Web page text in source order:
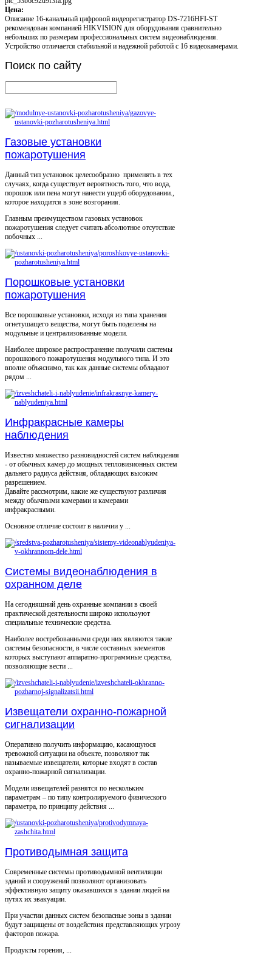
Цена:
Описание 16-канальный цифровой видеорегистратор DS-7216HFI-ST
рекомендован компанией HIKVISION для оборудования сравнительно
небольших по размерам профессиональных систем видеонаблюдения.
Устройство отличается стабильной и надежной работой с 16 видеокамерами.
Поиск по сайту
Газовые установки
пожаротушения
Данный тип установок целесообразно применять в тех
случаях, когда существует вероятность того, что вода,
порошок или пена могут нанести ущерб оборудовании.,
которое находится в зоне возгорания.
Главным преимуществом газовых установок
пожаротушения следует считать абсолютное отсутствие
побочных ...
Порошковые установки
пожаротушения
Все порошковые установки, исходя из типа хранения
огнетушащего вещества, могут быть поделены на
модульные и централизованные модели.
Наиболее широкое распространение получили системы
порошкового пожаротушения модульного типа. И это
вполне объяснимо, так как данные системы обладают
рядом ...
Инфракрасные камеры
наблюдения
Известно множество разновидностей систем наблюдения
- от обычных камер до мощных тепловизионных систем
дальнего радиуса действия, обладающих высоким
разрешением.
Давайте рассмотрим, какие же существуют различия
между обычными камерами и камерами
инфракрасными.
Основное отличие состоит в наличии у ...
Системы видеонаблюдения в
охранном деле
На сегодняшний день охранные компании в своей
практической деятельности широко используют
специальные технические средства.
Наиболее востребованными среди них являются такие
системы безопасности, в числе составных элементов
которых выступают аппаратно-программные средства,
позволяющие вести ...
Извещатели охранно-пожарной
сигнализации
Оперативно получить информацию, касающуюся
тревожной ситуации на объекте, позволяют так
называемые извещатели, которые входят в состав
охранно-пожарной сигнализации.
Модели извещателей разнятся по нескольким
параметрам – по типу контролируемого физического
параметра, по принципу действия ...
Противодымная защита
Современные системы противодымной вентиляции
зданий и сооружений позволяют организовать
эффективную защиту оказавшихся в здании людей на
путях их эвакуации.
При участии данных систем безопасные зоны в здании
будут защищены от воздействия представляющих угрозу
факторов пожара.
Продукты горения, ...